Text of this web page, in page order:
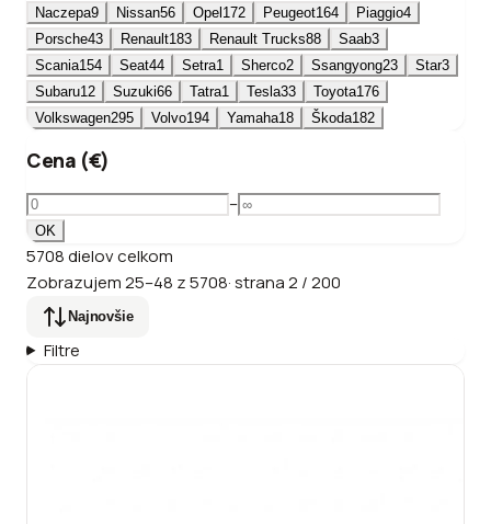
Naczepa9 Nissan56 Opel172 Peugeot164 Piaggio4
Porsche43 Renault183 Renault Trucks88 Saab3
Scania154 Seat44 Setra1 Sherco2 Ssangyong23 Star3
Subaru12 Suzuki66 Tatra1 Tesla33 Toyota176
Volkswagen295 Volvo194 Yamaha18 Škoda182
Cena (€)
–
OK
5708dielovcelkom
Zobrazujem25–48 z5708·strana2 /200
Najnovšie
Filtre